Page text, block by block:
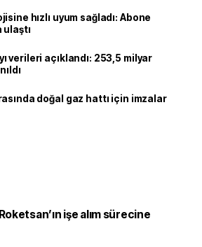
hızlı uyum sağladı: Abone
ulaştı
verileri açıklandı: 253,5 milyar
doğal gaz hattı için imzalar
işe alım sürecine